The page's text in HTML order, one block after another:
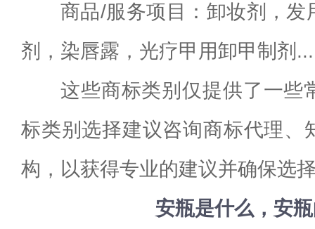
商品/服务项目：卸妆剂，发
剂，染唇露，光疗甲用卸甲制剂
这些商标类别仅提供了一些
标类别选择建议咨询商标代理、
构，以获得专业的建议并确保选
安瓶是什么，安